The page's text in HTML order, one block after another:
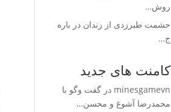
روش‌…
حشمت طبرزدی از زندان در باره
ج…
کامنت های جدید
minesgamevn درگفت وگو با
محمدرضا آشوغ و محسن…